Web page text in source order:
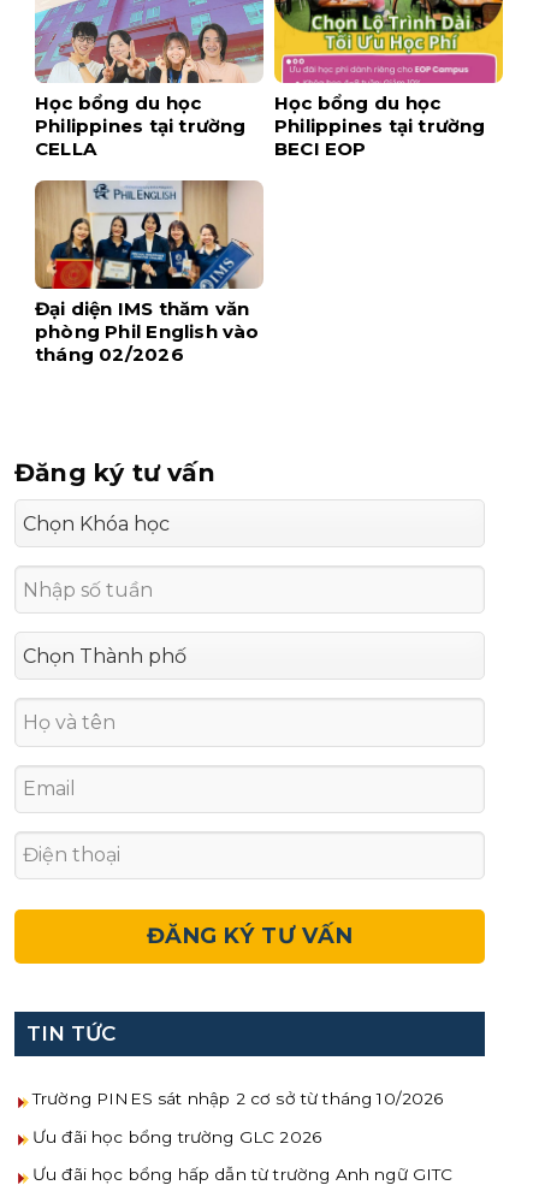
Học bổng du học
Philippines tại trường
CELLA
Học bổng du học
Philippines tại trường
BECI EOP
Đại diện IMS thăm văn
phòng Phil English vào
tháng 02/2026
Đăng ký tư vấn
TIN TỨC
Trường PINES sát nhập 2 cơ sở từ tháng 10/2026
Ưu đãi học bổng trường GLC 2026
Ưu đãi học bổng hấp dẫn từ trường Anh ngữ GITC